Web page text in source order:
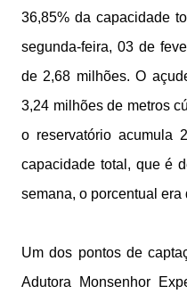
36,85% da capacidade
segunda-feira, 03 de
de 2,68 milhões. O
3,24 milhões de metros
o reservatório acumula
capacidade total, que é
semana, o porcentual era
Um dos pontos de
Adutora Monsenhor